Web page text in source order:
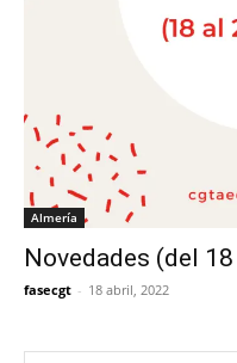
Almería
Novedades (del
fasecgt - 18 abril, 2022